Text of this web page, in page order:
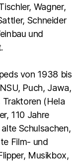
Wagner,
Schneider
und
von 1938 bis
Puch, Jawa,
(Hela
110 Jahre
Schulsachen,
Film- und
Musikbox,